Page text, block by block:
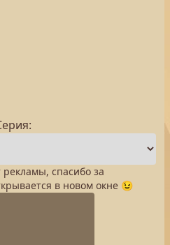
рекламы, спасибо за
в новом окне 😉